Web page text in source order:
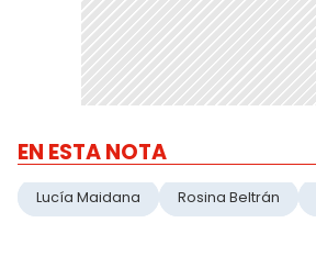
EN ESTA NOTA
Lucía Maidana Rosina Beltrán